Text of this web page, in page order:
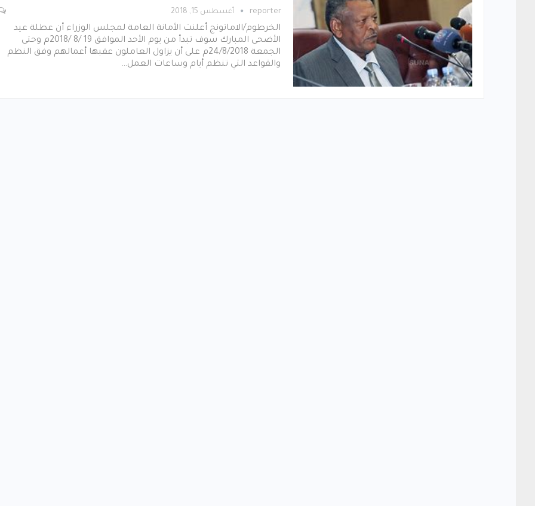
reporter أغسطس 15, 2018
الخرطوم/الاماتونج أعلنت الأمانة العامة لمجلس الوزراء أن عطلة عيد
الأضحى المبارك سوف تبدأ من يوم الأحد الموافق 19 /8 /2018م وحتى
الجمعة 24/8/2018م على أن يزاول العاملون عقبها أعمالهم وفق النظم
والقواعد التي تنظم أيام وساعات العمل…